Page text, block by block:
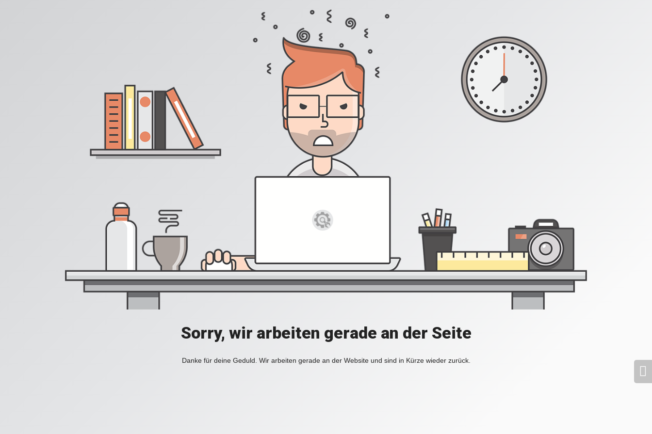
Sorry, wir arbeiten gerade an der Seite
Danke für deine Geduld. Wir arbeiten gerade an der Website und sind in Kürze wieder zurück.